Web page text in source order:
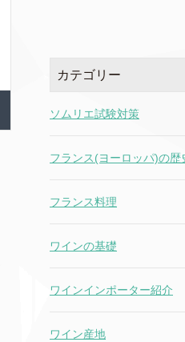
カテゴリー
ソムリエ試験対策
フランス(ヨーロッパ)の歴
フランス料理
ワインの基礎
ワインインポーター紹介
ワイン産地